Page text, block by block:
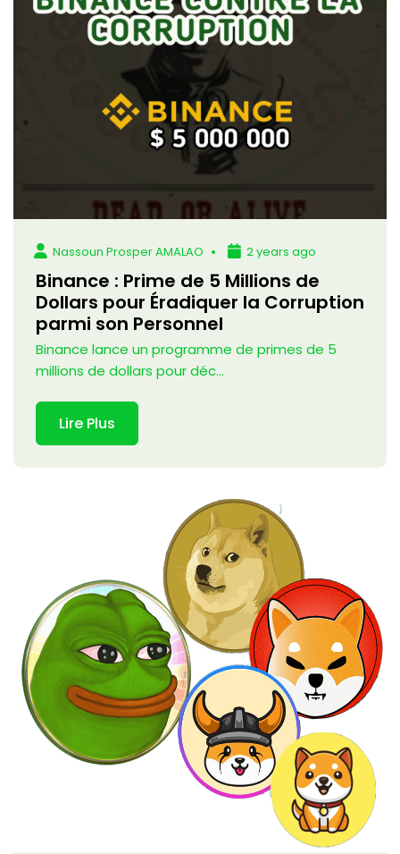
Nassoun Prosper AMALAO 2 years ago
Binance : Prime de 5 Millions de
Dollars pour Éradiquer la Corruption
parmi son Personnel
Binance lance un programme de primes de 5
millions de dollars pour déc...
Lire Plus